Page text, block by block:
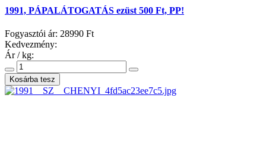
1991, PÁPALÁTOGATÁS ezüst 500 Ft, PP!
Fogyasztói ár: 28990 Ft
Kedvezmény:
Ár / kg: